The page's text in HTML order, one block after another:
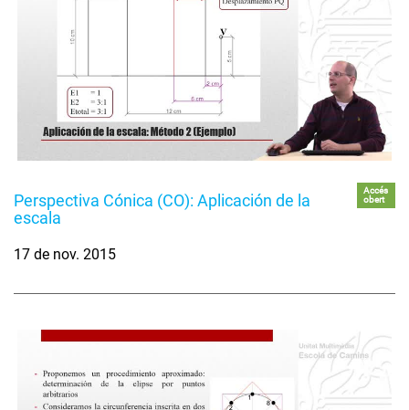
Perspectiva Cónica (CO): Aplicación de la
escala
Accés
obert
17 de nov. 2015